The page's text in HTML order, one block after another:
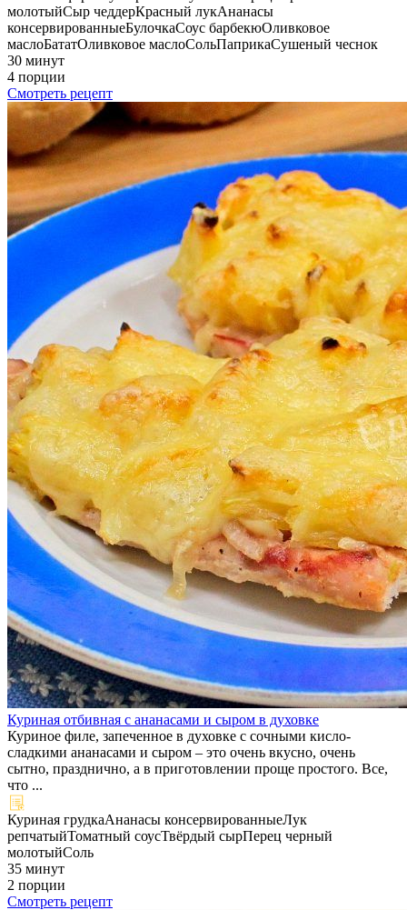
молотыйСыр чеддерКрасный лукАнанасы
консервированныеБулочкаСоус барбекюОливковое
маслоБататОливковое маслоСольПаприкаСушеный чеснок
30 минут
4 порции
Смотреть рецепт
Куриная отбивная с ананасами и сыром в духовке
Куриное филе, запеченное в духовке с сочными кисло-
сладкими ананасами и сыром – это очень вкусно, очень
сытно, празднично, а в приготовлении проще простого. Все,
что ...
Куриная грудкаАнанасы консервированныеЛук
репчатыйТоматный соусТвёрдый сырПерец черный
молотыйСоль
35 минут
2 порции
Смотреть рецепт